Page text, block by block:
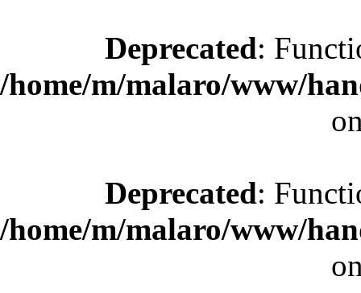
Deprecated:
/home/m/malaro/www/
Deprecated:
/home/m/malaro/www/